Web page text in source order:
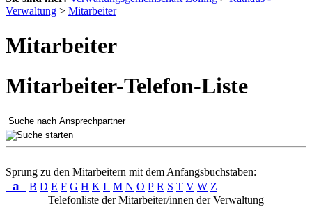
Verwaltung > Mitarbeiter
Mitarbeiter
Mitarbeiter-Telefon-Liste
Sprung zu den Mitarbeitern mit dem Anfangsbuchstaben:
a B D E F G H K L M N O P R S T V W Z
Telefonliste der Mitarbeiter/innen der Verwaltung